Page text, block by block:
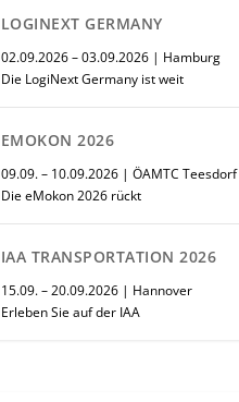
LOGINEXT GERMANY
02.09.2026 – 03.09.2026 | Hamburg
Die LogiNext Germany ist weit
EMOKON 2026
09.09. – 10.09.2026 | ÖAMTC Teesdorf
Die eMokon 2026 rückt
IAA TRANSPORTATION 2026
15.09. – 20.09.2026 | Hannover
Erleben Sie auf der IAA